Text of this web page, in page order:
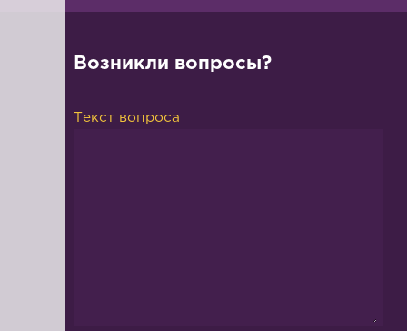
Возникли вопросы?
Текст вопроса